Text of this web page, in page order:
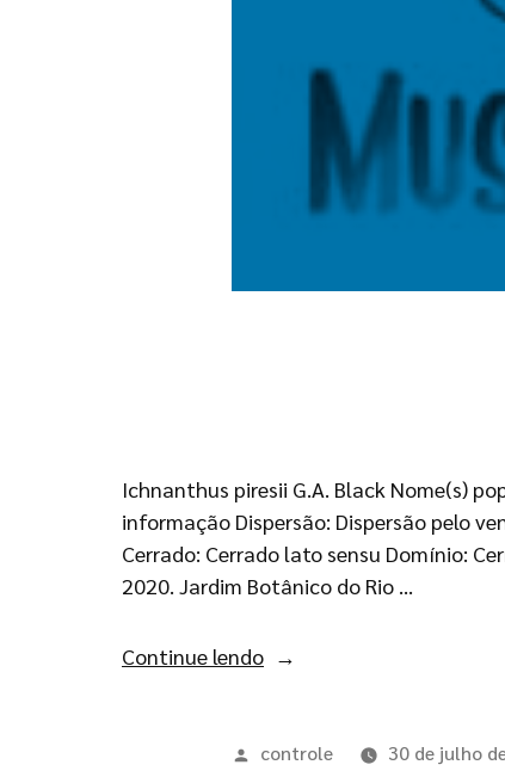
Ichnanthus piresii G.A. Black Nome(s)
informação Dispersão: Dispersão pelo
Cerrado: Cerrado lato sensu Domínio:
2020. Jardim Botânico do Rio …
Continue lendo
controle 30 de julho